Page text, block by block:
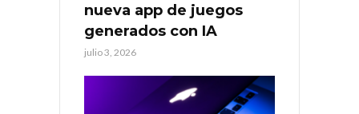
nueva app de juegos
generados con IA
julio 3, 2026